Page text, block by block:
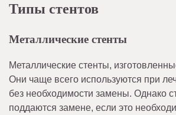
Типы стентов
Металлические стенты
Металлические стенты,
Они чаще всего используются при
без необходимости замены. Однако
поддаются замене, если это